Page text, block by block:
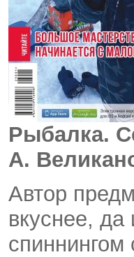
Рыбалка.
А.
Автор
вкуснее,
спиннингом